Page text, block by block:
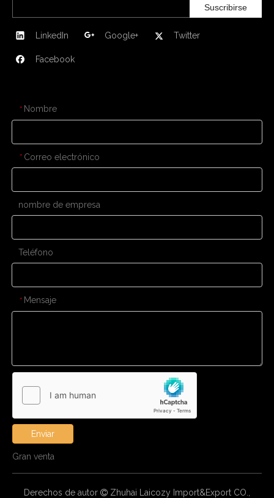
Suscribirse
LinkedIn Google+ Twitter
Facebook
* Nombre
* Correo electrónico
nombre de empresa
Teléfono
* Mensaje
Enviar
Gran venta
Derechos de autor  Zhuhai Laicozy Import&Export CO.,